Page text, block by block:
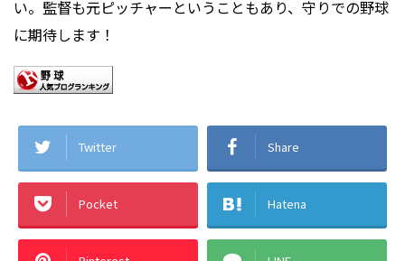
い。監督も元ピッチャーということもあり、守りでの野球
に期待します！
Twitter Share
Pocket Hatena